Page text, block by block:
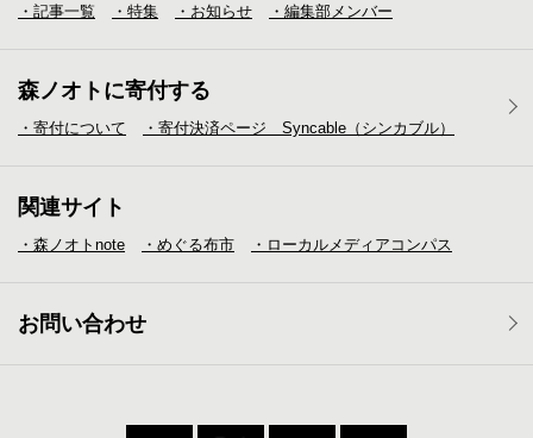
・記事一覧 ・特集 ・お知らせ ・編集部メンバー
森ノオトに寄付する
・寄付について ・寄付決済ページ Syncable（シンカブル）
関連サイト
・森ノオトnote ・めぐる布市 ・ローカルメディア コンパス
お問い合わせ